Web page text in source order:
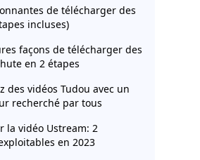
de télécharger des
incluses)
façons de télécharger des
en 2 étapes
des vidéos Tudou avec un
recherché par tous
la vidéo Ustream: 2
en 2023